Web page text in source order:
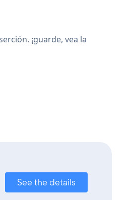
¡guarde, vea la
See the details